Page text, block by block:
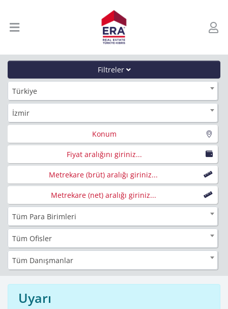
Filtreler
Türkiye
İzmir
Konum
Fiyat aralığını giriniz...
Metrekare (brüt) aralığı giriniz...
Metrekare (net) aralığı giriniz...
Tüm Para Birimleri
Tüm Ofisler
Tüm Danışmanlar
Uyarı